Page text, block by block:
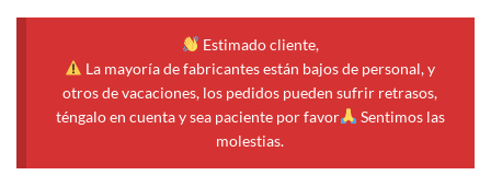
Estimado cliente,
La mayoría de fabricantes están bajos de personal, y
otros de vacaciones, los pedidos pueden sufrir retrasos,
téngalo en cuenta y sea paciente por favor
Sentimos las
molestias.